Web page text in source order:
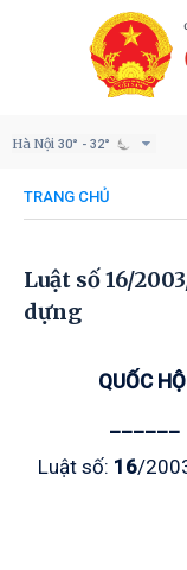
Hà Nội 30° - 32°
TRANG CHỦ
Luật số 16/
dựng
QUỐC
______
Luật số: 16/